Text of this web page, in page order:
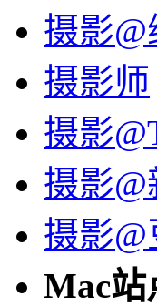
摄影@
摄影师
摄影
摄影
摄影@
Mac站